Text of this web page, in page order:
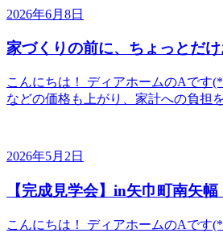
2026年6月8日
家づくりの前に、ちょっとだけ
こんにちは！ ディアホームのAです
などの価格も上がり、家計への負担
2026年5月2日
【完成見学会】in矢巾町南矢
こんにちは！ ディアホームのAです